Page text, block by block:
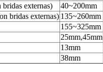
externas)
40~200mm
bridas externas) 135~260mm
155~325mm
25mm,45mm
13mm
38mm